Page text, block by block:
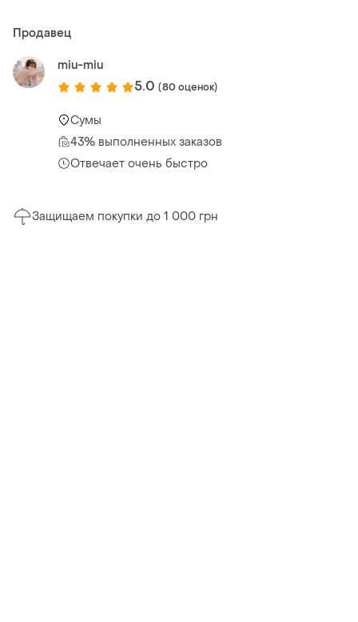
Продавец
miu-miu
5.0 (80 оценок)
Сумы
43% выполненных заказов
Отвечает очень быстро
Защищаем покупки до 1 000 грн